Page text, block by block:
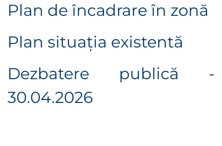
Plan de încadrare în zonă
Plan situaţia existentă
Dezbatere publică -
30.04.2026